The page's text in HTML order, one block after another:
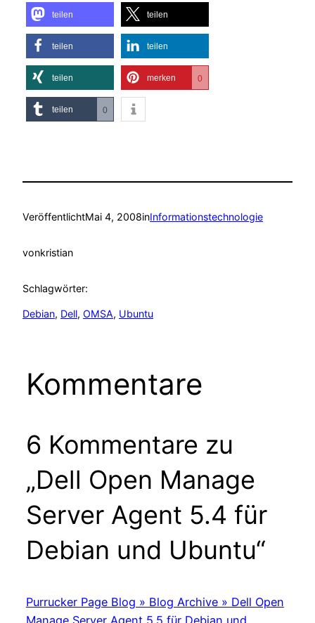
teilen teilen
teilen teilen
teilen merken 0
teilen 0
VeröffentlichtMai 4, 2008inInformationstechnologie
vonkristian
Schlagwörter:
Debian, Dell, OMSA, Ubuntu
Kommentare
6 Kommentare zu
„Dell Open Manage
Server Agent 5.4 für
Debian und Ubuntu“
Purrucker Page Blog » Blog Archive » Dell Open
Manage Server Agent 5.5 für Debian und